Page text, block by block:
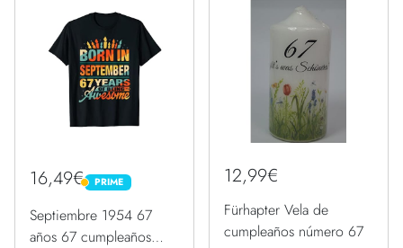
16,49€ PRIME
PRIME
Septiembre 1954 67
años 67 cumpleaños
12,99€
Fürhapter Vela de
cumpleaños número 67